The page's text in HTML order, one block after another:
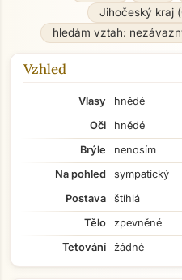
Jihočeský kraj
hledám vztah:
Vzhled
Vlasy
hnědé
Oči
hnědé
Brýle
nenosím
Na pohled
sympatický
Postava
štíhlá
Tělo
zpevněné
Tetování
žádné